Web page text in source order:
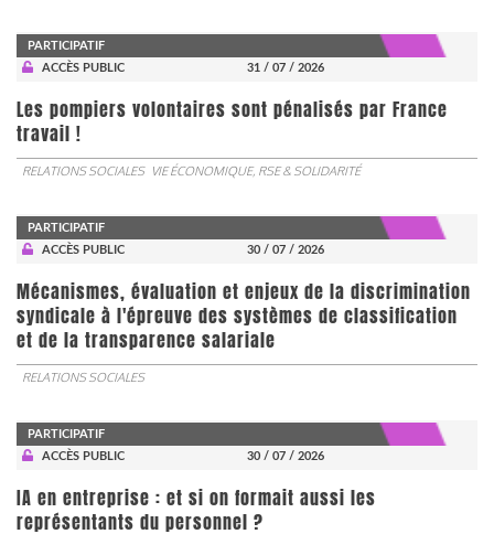
PARTICIPATIF
ACCÈS PUBLIC
31 / 07 / 2026
Les pompiers volontaires sont pénalisés par France
travail !
RELATIONS SOCIALES VIE ÉCONOMIQUE, RSE & SOLIDARITÉ
PARTICIPATIF
ACCÈS PUBLIC
30 / 07 / 2026
Mécanismes, évaluation et enjeux de la discrimination
syndicale à l'épreuve des systèmes de classification
et de la transparence salariale
RELATIONS SOCIALES
PARTICIPATIF
ACCÈS PUBLIC
30 / 07 / 2026
IA en entreprise : et si on formait aussi les
représentants du personnel ?